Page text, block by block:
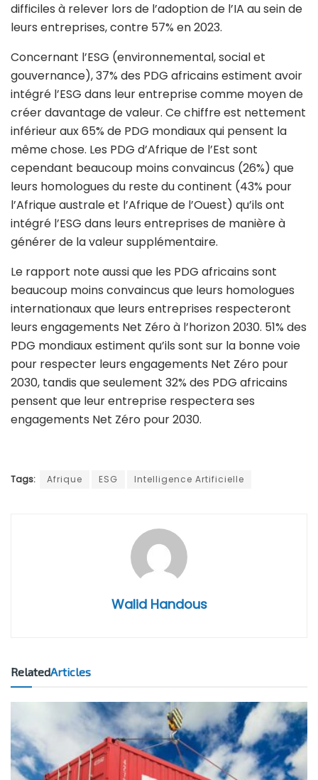
difficiles à relever lors de l’adoption de l’IA au sein de
leurs entreprises, contre 57% en 2023.
Concernant l’ESG (environnemental, social et
gouvernance), 37% des PDG africains estiment avoir
intégré l’ESG dans leur entreprise comme moyen de
créer davantage de valeur. Ce chiffre est nettement
inférieur aux 65% de PDG mondiaux qui pensent la
même chose. Les PDG d’Afrique de l’Est sont
cependant beaucoup moins convaincus (26%) que
leurs homologues du reste du continent (43% pour
l’Afrique australe et l’Afrique de l’Ouest) qu’ils ont
intégré l’ESG dans leurs entreprises de manière à
générer de la valeur supplémentaire.
Le rapport note aussi que les PDG africains sont
beaucoup moins convaincus que leurs homologues
internationaux que leurs entreprises respecteront
leurs engagements Net Zéro à l’horizon 2030. 51% des
PDG mondiaux estiment qu’ils sont sur la bonne voie
pour respecter leurs engagements Net Zéro pour
2030, tandis que seulement 32% des PDG africains
pensent que leur entreprise respectera ses
engagements Net Zéro pour 2030.
Tags: Afrique ESG Intelligence Artificielle
Walid Handous
RelatedArticles